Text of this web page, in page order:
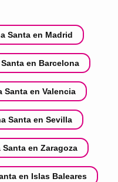
Santa en Madrid
en Barcelona
Santa en Valencia
Santa en Sevilla
en Zaragoza
en Islas Baleares